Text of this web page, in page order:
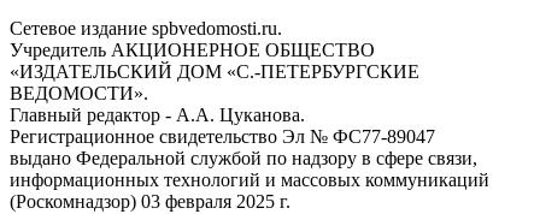
Сетевое издание spbvedomosti.ru.
Учредитель АКЦИОНЕРНОЕ ОБЩЕСТВО
«ИЗДАТЕЛЬСКИЙ ДОМ «С.-ПЕТЕРБУРГСКИЕ
ВЕДОМОСТИ».
Главный редактор - А.А. Цуканова.
Регистрационное свидетельство Эл № ФС77-89047
выдано Федеральной службой по надзору в сфере связи,
информационных технологий и массовых коммуникаций
(Роскомнадзор) 03 февраля 2025 г.